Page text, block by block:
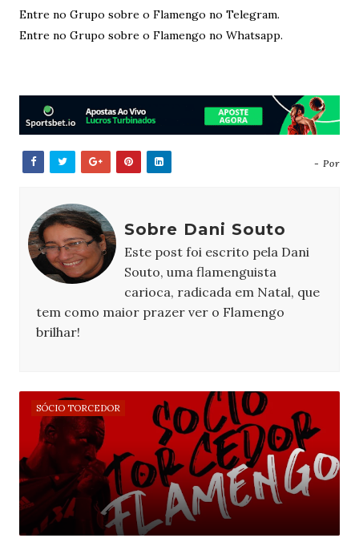
Entre no Grupo sobre o Flamengo no Telegram.
Entre no Grupo sobre o Flamengo no Whatsapp.
- Por
Sobre Dani Souto
Este post foi escrito pela Dani
Souto, uma flamenguista
carioca, radicada em Natal, que
tem como maior prazer ver o Flamengo
brilhar!
SÓCIO TORCEDOR